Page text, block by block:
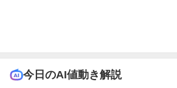
ア
今日のAI値動き解説